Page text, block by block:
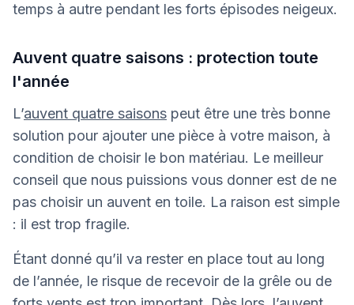
temps à autre pendant les forts épisodes neigeux.
Auvent quatre saisons : protection toute
l'année
L’auvent quatre saisons peut être une très bonne
solution pour ajouter une pièce à votre maison, à
condition de choisir le bon matériau. Le meilleur
conseil que nous puissions vous donner est de ne
pas choisir un auvent en toile. La raison est simple
: il est trop fragile.
Étant donné qu’il va rester en place tout au long
de l’année, le risque de recevoir de la grêle ou de